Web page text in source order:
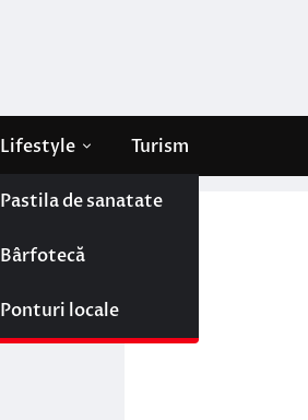
Lifestyle
Pastila de sanatate
Bârfotecă
Ponturi locale
Turism